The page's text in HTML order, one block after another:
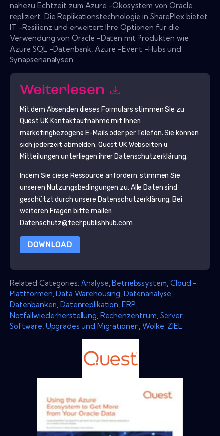
nahezu Echtzeit zum Azure -Ökosystem von Oracle
repliziert. Die Replikationstechnologie in SharePlex bietet
IT -Resilienz und erweitert Ihre Optionen für die
Verwendung von Oracle -Daten mit Produkten wie
Azure SQL -Datenbank, Azure -Event -Hubs und
Synapsenanalysen.
Weiterlesen
Mit dem Absenden dieses Formulars stimmen Sie zu
Quest UKKontaktaufnahme mit Ihnen
marketingbezogene E-Mails oder per Telefon. Sie können
sich jederzeit abmelden. Quest UKWebseiten u
Mitteilungen unterliegen ihrer Datenschutzerklärung.
Indem Sie diese Ressource anfordern, stimmen Sie
unseren Nutzungsbedingungen zu. Alle Daten sind
geschützt durch unsere Datenschutzerklärung. Bei
weiteren Fragen bitte mailen
Datenschutz@techpublishhub.com
DOWNLOAD
Related Categories: Analyse Betriebssystem Cloud -
Plattformen Data Warehousing Datenanalyse
Datenbanken Datenreplikation ERP
Notfallwiederherstellung Rechenzentrum Server,
Software Upgrades und Migrationen Wolke ZIEL